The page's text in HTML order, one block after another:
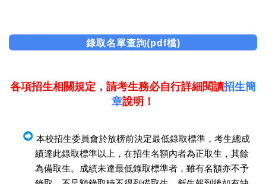
錄取名單查詢(pdf檔)
各項招生相關規定，請考生務必自行詳細閱讀招生簡
章說明！
本校招生委員會於放榜前決定最低錄取標準，考生總成
績達此錄取標準以上，在招生名額內者為正取生，其餘
為備取生。成績未達最低錄取標準者，雖有名額亦不予